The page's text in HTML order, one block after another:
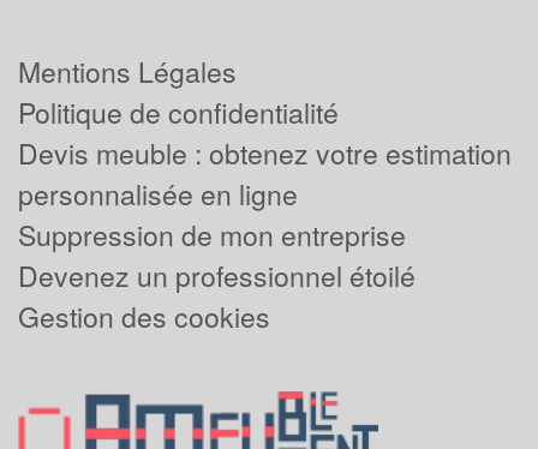
Mentions Légales
Politique de confidentialité
Devis meuble : obtenez votre estimation
personnalisée en ligne
Suppression de mon entreprise
Devenez un professionnel étoilé
Gestion des cookies